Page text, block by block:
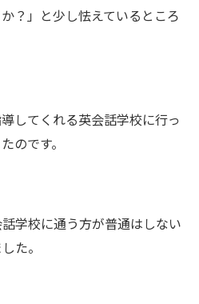
？」と少し怯えているところ
してくれる英会話学校に行っ
のです。
学校に通う方が普通はしない
た。